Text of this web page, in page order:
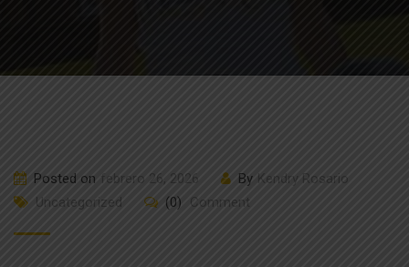
Posted on febrero 26, 2026 By Kendry Rosario
Uncategorized
(0) Comment